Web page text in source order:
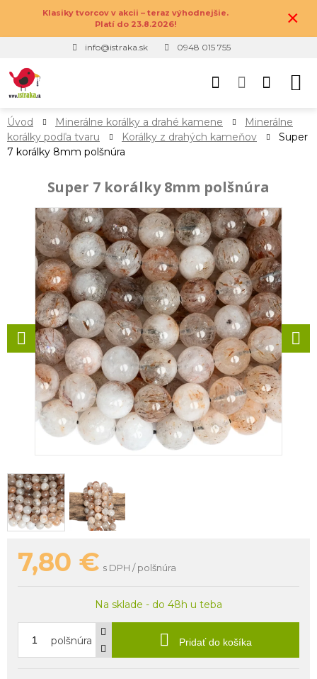
Klasiky tvorcov v akcii – teraz výhodnejšie.
Platí do 23.8.2026!
×
info@istraka.sk 0948 015 755
Úvod Minerálne korálky a drahé kamene
Minerálne
korálky podľa tvaru
Korálky z drahých kameňov
Super
7 korálky 8mm polšnúra
Super 7 korálky 8mm polšnúra
7,80 € s DPH / polšnúra
Na sklade - do 48h u teba
polšnúra Pridať do košíka